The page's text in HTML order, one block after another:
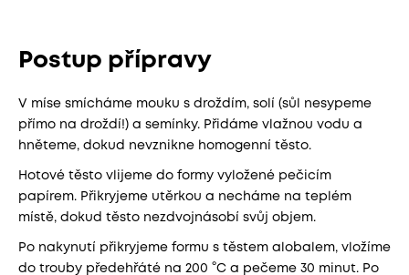
Postup přípravy
V míse smícháme mouku s droždím, solí (sůl nesypeme
přímo na droždí!) a semínky. Přidáme vlažnou vodu a
hněteme, dokud nevznikne homogenní těsto.
Hotové těsto vlijeme do formy vyložené pečicím
papírem. Přikryjeme utěrkou a necháme na teplém
místě, dokud těsto nezdvojnásobí svůj objem.
Po nakynutí přikryjeme formu s těstem alobalem, vložíme
do trouby předehřáté na 200 °C a pečeme 30 minut. Po